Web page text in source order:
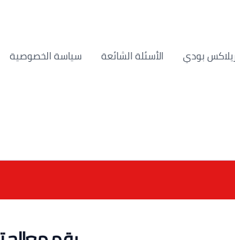
بودي الأسئلة الشائعة سياسة الخصوصية